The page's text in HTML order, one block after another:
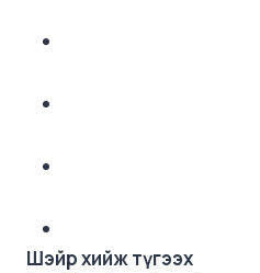
Шэйр хийж түгээх